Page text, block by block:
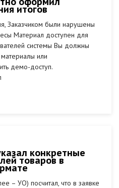
итогов
Заказчиком были нарушены
Материал доступен для
системы Вы должны
или
демо-доступ.
конкретные
товаров в
– УО) посчитал, что в заявке